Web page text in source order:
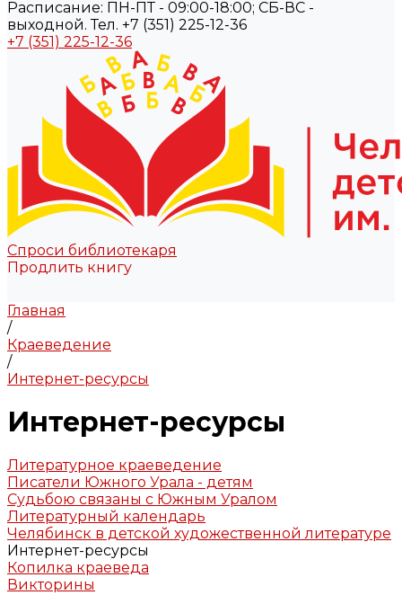
Расписание: ПН-ПТ - 09:00-18:00; СБ-ВС -
выходной. Тел. +7 (351) 225-12-36
+7 (351) 225-12-36
Спроси библиотекаря
Продлить книгу
Главная
/
Краеведение
/
Интернет-ресурсы
Интернет-ресурсы
Литературное краеведение
Писатели Южного Урала - детям
Судьбою связаны с Южным Уралом
Литературный календарь
Челябинск в детской художественной литературе
Интернет-ресурсы
Копилка краеведа
Викторины